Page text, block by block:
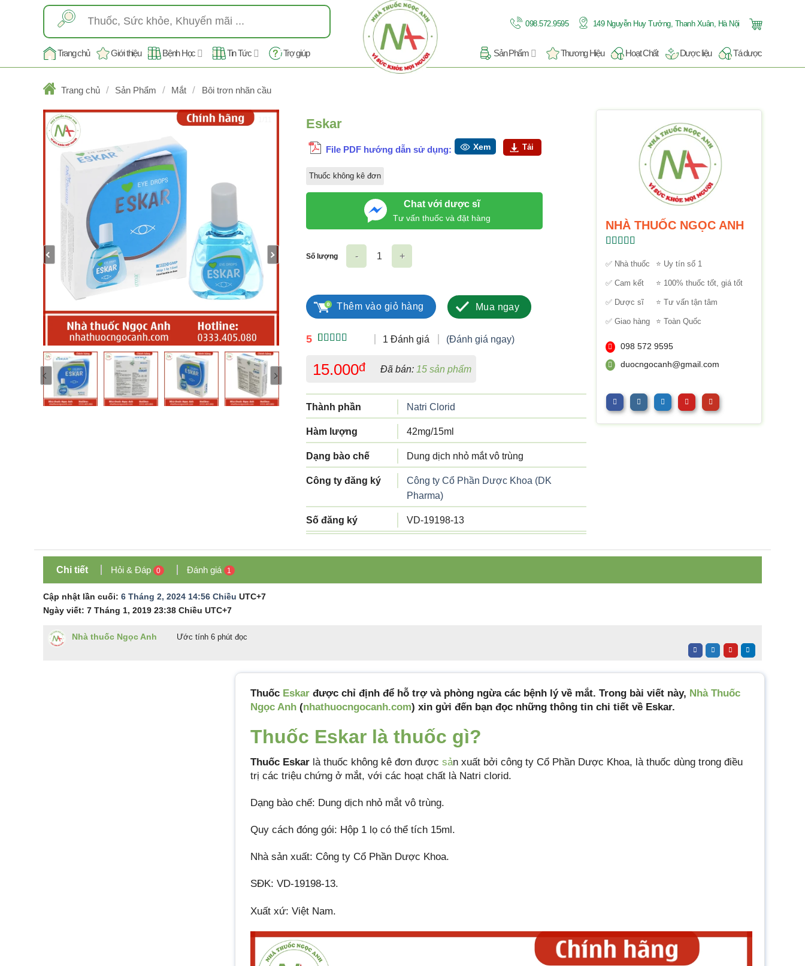
kiếm:
098.572.9595 149 Nguyễn Huy Tưởng, Thanh Xuân, Hà Nội
Trang chủ Giới thiệu Bệnh Học Tin Tức Trợ giúp Sản Phẩm Thương Hiệu Hoạt Chất Dược liệu Tá dược
Trang chủ / Sản Phẩm / Mắt / Bôi trơn nhãn cầu
Eskar
File PDF hướng dẫn sử dụng: Xem Tải
Thuốc không kê đơn
Chat với dược sĩ
Tư vấn thuốc và đặt hàng
5
đánh giá
1 Đánh giá (Đánh giá ngay)
15.000đ Đã bán: 15 sản phẩm
Thành phần Natri Clorid
Hàm lượng 42mg/15ml
Dạng bào chế Dung dịch nhỏ mắt vô trùng
Công ty đăng ký
Công ty Cổ Phần Dược Khoa (DK
Pharma)
Số đăng ký VD-19198-13
xuất
Số lượng
Thêm vào giỏ hàng Mua ngay
NHÀ THUỐC NGỌC ANH
hạng5.005
✅ Nhà thuốc ⭐ Uy tín số 1
✅ Cam kết ⭐ 100% thuốc tốt, giá tốt
✅ Dược sĩ ⭐ Tư vấn tận tâm
✅ Giao hàng ⭐ Toàn Quốc
098 572 9595
duocngocanh@gmail.com
Chi tiết Hỏi & Đáp 0 Đánh giá 1
Cập nhật lần cuối: 6 Tháng 2, 2024 14:56 Chiều UTC+7
Ngày viết: 7 Tháng 1, 2019 23:38 Chiều UTC+7
Nhà thuốc Ngọc Anh Ước tính 6 phút đọc
Thuốc Eskar được chỉ định để hỗ trợ và phòng ngừa các bệnh lý về mắt. Trong bài viết này, Nhà Thuốc
Ngọc Anh (nhathuocngocanh.com) xin gửi đến bạn đọc những thông tin chi tiết về Eskar.
Thuốc Eskar là thuốc gì?
Thuốc Eskar là thuốc không kê đơn được sản xuất bởi công ty Cổ Phần Dược Khoa, là thuốc dùng trong điều
trị các triệu chứng ở mắt, với các hoạt chất là Natri clorid.
Dạng bào chế: Dung dịch nhỏ mắt vô trùng.
Quy cách đóng gói: Hộp 1 lọ có thể tích 15ml.
Nhà sản xuất: Công ty Cổ Phần Dược Khoa.
SĐK: VD-19198-13.
Xuất xứ: Việt Nam.